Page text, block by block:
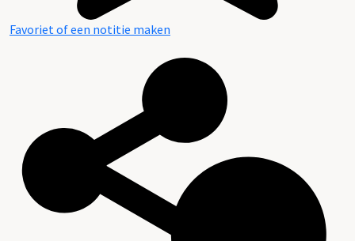
Favoriet of een notitie maken